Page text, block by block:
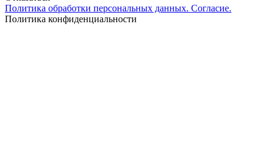
Политика обработки персональных данных. Согласие.
Политика конфиденциальности